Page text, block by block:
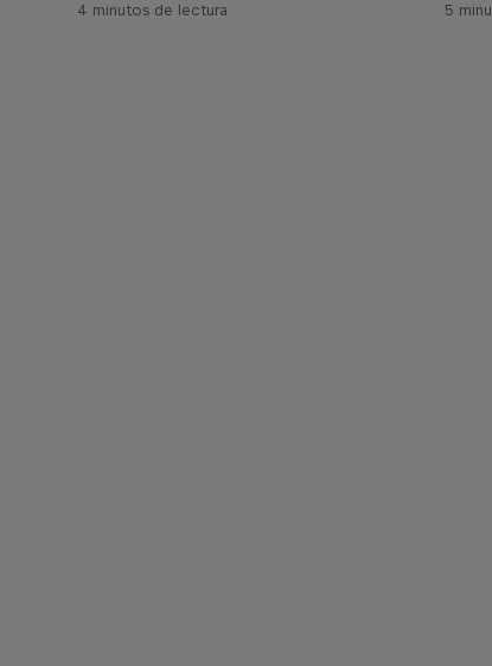
4 minutos de lectura 5